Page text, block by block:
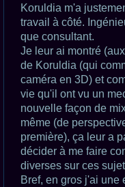
Koruldia m'a
travail à côté.
que consultant.
Je leur ai montré
de Koruldia (qui
caméra en 3D) et
vie qu'il ont vu un
nouvelle façon de
même (de
première), ça leur a
décider à me faire
diverses sur ces
Bref, en gros j'ai une